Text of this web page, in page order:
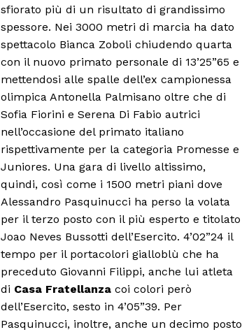
sfiorato più di un risultato di grandissimo
spessore. Nei 3000 metri di marcia ha dato
spettacolo Bianca Zoboli chiudendo quarta
con il nuovo primato personale di 13’25”65 e
mettendosi alle spalle dell’ex campionessa
olimpica Antonella Palmisano oltre che di
Sofia Fiorini e Serena Di Fabio autrici
nell’occasione del primato italiano
rispettivamente per la categoria Promesse e
Juniores. Una gara di livello altissimo,
quindi, così come i 1500 metri piani dove
Alessandro Pasquinucci ha perso la volata
per il terzo posto con il più esperto e titolato
Joao Neves Bussotti dell’Esercito. 4’02”24 il
tempo per il portacolori gialloblù che ha
preceduto Giovanni Filippi, anche lui atleta
di Casa Fratellanza coi colori però
dell’Esercito, sesto in 4’05”39. Per
Pasquinucci, inoltre, anche un decimo posto